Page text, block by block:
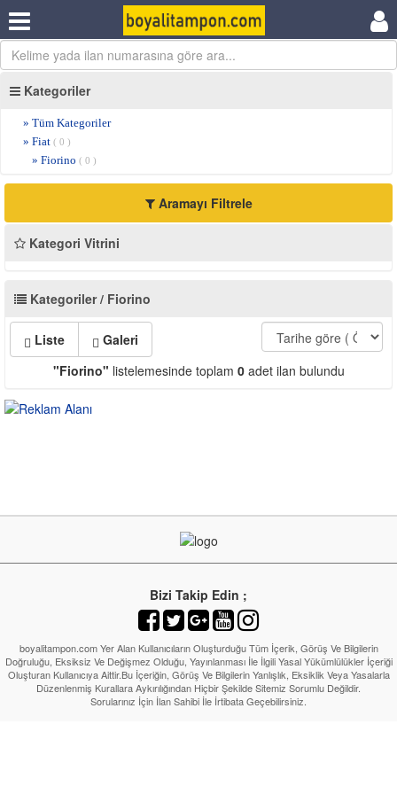
Kategoriler
» Tüm Kategoriler
» Fiat ( 0 )
» Fiorino ( 0 )
Aramayı Filtrele
Kategori Vitrini
Kategoriler / Fiorino
Liste
Galeri
"Fiorino" listelemesinde toplam 0adet ilan bulundu
Bizi Takip Edin ;
boyalitampon.com Yer Alan Kullanıcıların Oluşturduğu Tüm İçerik, Görüş Ve Bilgilerin
Doğruluğu, Eksiksiz Ve Değişmez Olduğu, Yayınlanması İle İlgili Yasal Yükümlülükler İçeriği
Oluşturan Kullanıcıya Aittir.Bu İçeriğin, Görüş Ve Bilgilerin Yanlışlık, Eksiklik Veya Yasalarla
Düzenlenmiş Kurallara Aykırılığından Hiçbir Şekilde Sitemiz Sorumlu Değildir.
Sorularınız İçin İlan Sahibi İle İrtibata Geçebilirsiniz.